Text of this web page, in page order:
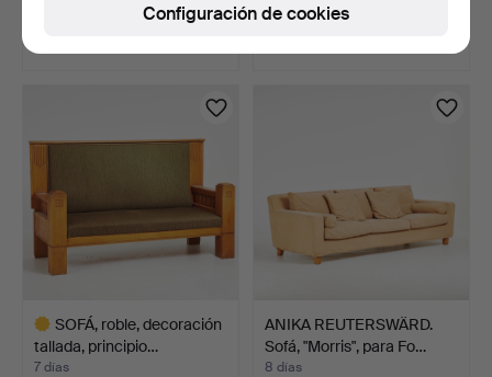
844 USD
Estimación
SOFÁ, roble, decoración
tallada, principio…
7 días
ANIKA REUTERSWÄRD.
Sofá, "Morris", para Fo…
8 días
Configuración de cookies